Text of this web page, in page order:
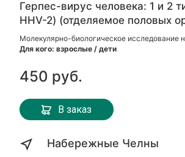
Герпес-вирус человека: 1 и 2
HHV-2) (отделяемое половых
Молекулярно-биологическое исследование
Для кого: взрослые / дети
450 руб.
В заказ
Набережные Челны